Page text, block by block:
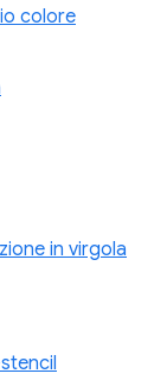
colore
in virgola